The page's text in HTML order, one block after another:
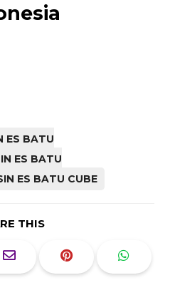
ES BATU
ES BATU
ES BATU CUBE
THIS